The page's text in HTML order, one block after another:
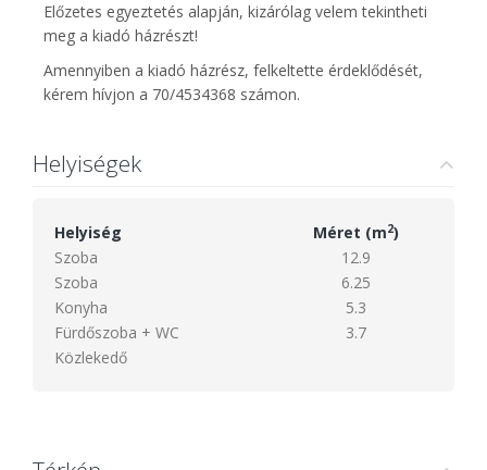
Előzetes egyeztetés alapján, kizárólag velem tekintheti
meg a kiadó házrészt!
Amennyiben a kiadó házrész, felkeltette érdeklődését,
kérem hívjon a 70/4534368 számon.
Helyiségek
Helyiség Méret (m2)
Szoba
12.9
Szoba
6.25
Konyha
5.3
Fürdőszoba + WC
3.7
Közlekedő